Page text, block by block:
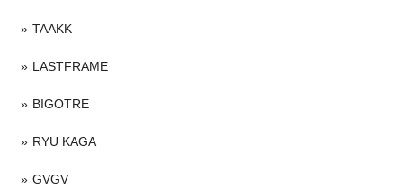
TAAKK
LASTFRAME
BIGOTRE
RYU KAGA
GVGV